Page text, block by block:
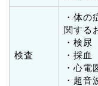
検査
・体の
関する
・検尿
・採血
・心電
・超音